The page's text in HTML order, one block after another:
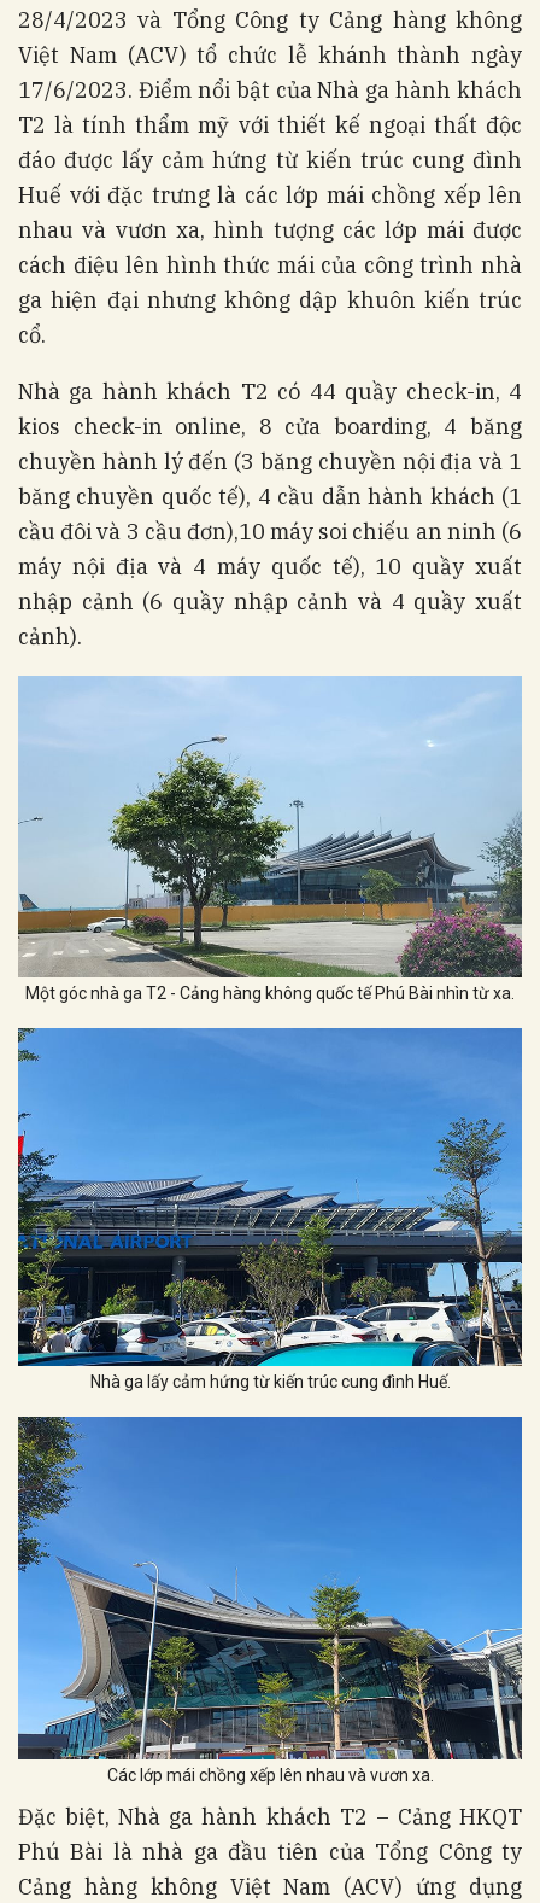
28/4/2023 và Tổng Công ty Cảng hàng không
Việt Nam (ACV) tổ chức lễ khánh thành ngày
17/6/2023. Điểm nổi bật của Nhà ga hành khách
T2 là tính thẩm mỹ với thiết kế ngoại thất độc
đáo được lấy cảm hứng từ kiến trúc cung đình
Huế với đặc trưng là các lớp mái chồng xếp lên
nhau và vươn xa, hình tượng các lớp mái được
cách điệu lên hình thức mái của công trình nhà
ga hiện đại nhưng không dập khuôn kiến trúc
cổ.
Nhà ga hành khách T2 có 44 quầy check-in, 4
kios check-in online, 8 cửa boarding, 4 băng
chuyền hành lý đến (3 băng chuyền nội địa và 1
băng chuyền quốc tế), 4 cầu dẫn hành khách (1
cầu đôi và 3 cầu đơn),10 máy soi chiếu an ninh (6
máy nội địa và 4 máy quốc tế), 10 quầy xuất
nhập cảnh (6 quầy nhập cảnh và 4 quầy xuất
cảnh).
Một góc nhà ga T2 - Cảng hàng không quốc tế Phú Bài nhìn từ xa.
Nhà ga lấy cảm hứng từ kiến trúc cung đình Huế.
Các lớp mái chồng xếp lên nhau và vươn xa.
Đặc biệt, Nhà ga hành khách T2 – Cảng HKQT
Phú Bài là nhà ga đầu tiên của Tổng Công ty
Cảng hàng không Việt Nam (ACV) ứng dụng